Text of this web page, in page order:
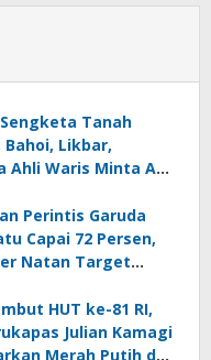
Tanah
Likbar,
Ahli Waris Minta APH
Perintis Garuda
Capai 72 Persen,
Natan Target
HUT ke-81 RI,
Julian Kamagi
Merah Putih dan